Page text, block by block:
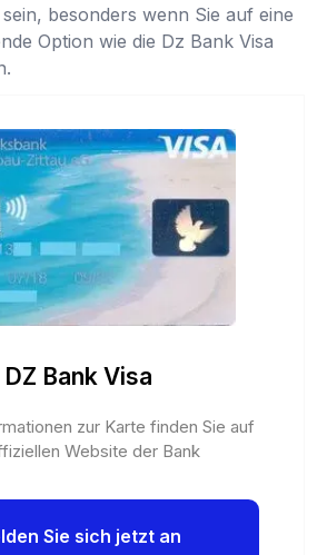
besonders wenn Sie auf eine
Option wie die Dz Bank Visa
DZ Bank Visa
zur Karte finden Sie auf
Website der Bank
Sie sich jetzt an